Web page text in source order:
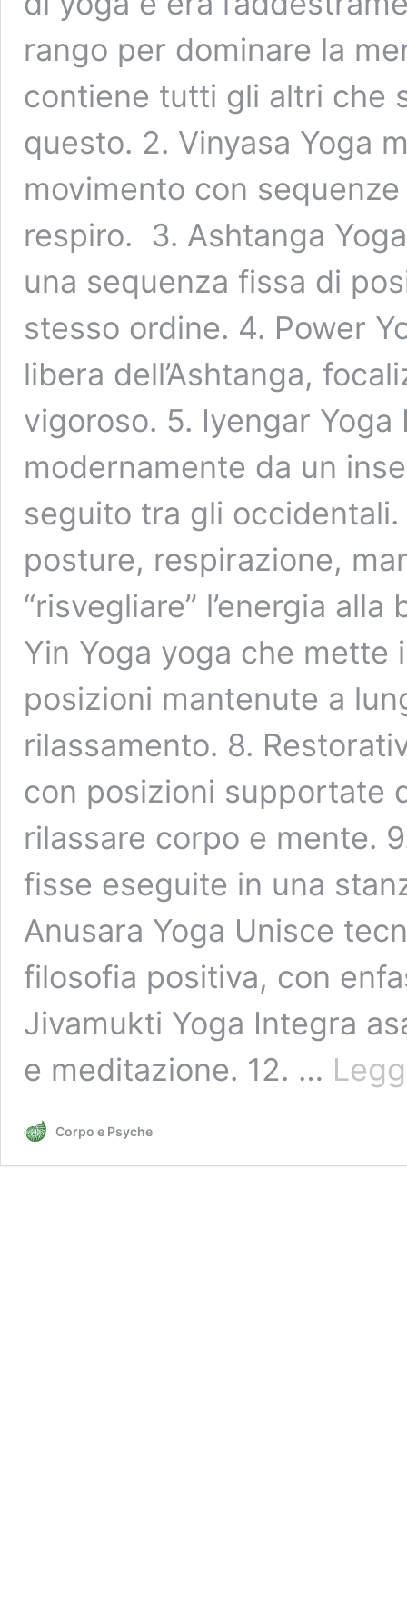
rango per dominare la
contiene tutti gli altri che
questo. 2. Vinyasa Yoga
movimento con
respiro. 3. Ashtanga
una sequenza fissa di
stesso ordine. 4. Power
libera dell’Ashtanga,
vigoroso. 5. Iyengar
modernamente da un
seguito tra gli
posture, respirazione,
“risvegliare” l’energia
Yin Yoga yoga che mette
posizioni mantenute a
rilassamento. 8.
con posizioni supportate
rilassare corpo e mente.
fisse eseguite in una
Anusara Yoga Unisce
filosofia positiva, con
Jivamukti Yoga Integra
e meditazione. 12. …
Corpo e Psyche